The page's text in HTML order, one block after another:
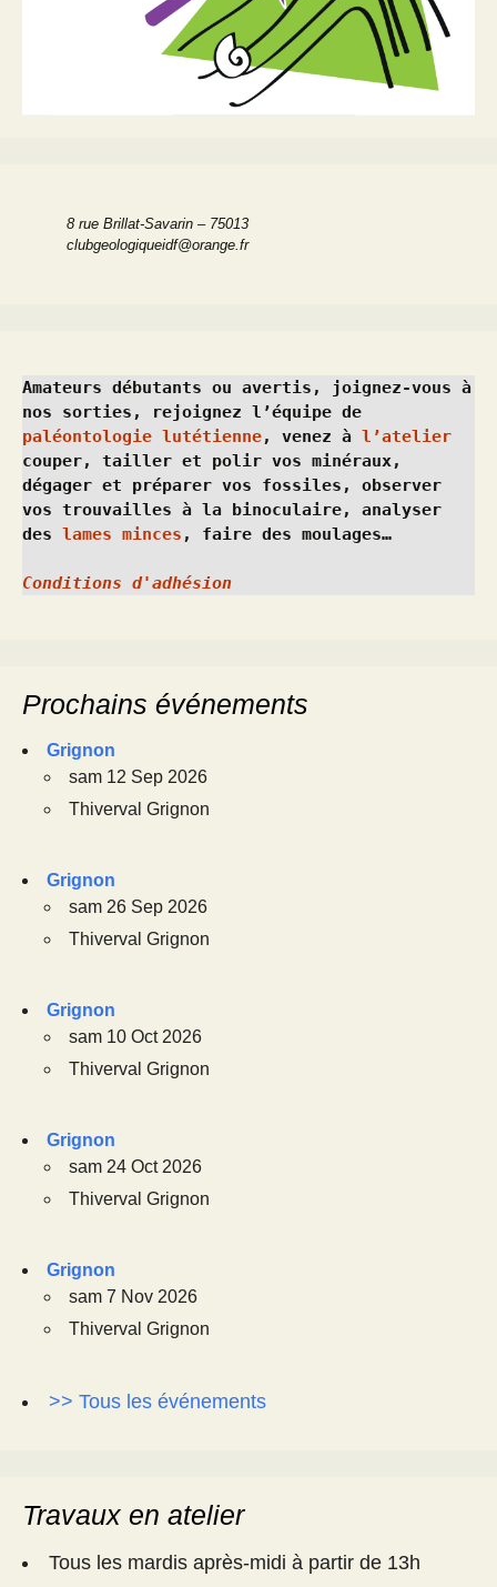
8 rue Brillat-Savarin – 75013
clubgeologiqueidf@orange.fr
Amateurs débutants ou avertis, joignez-vous à
paléontologie lutétienne, venez à l’atelier
couper, tailler et polir vos minéraux,
dégager et préparer vos fossiles, observer
vos trouvailles à la binoculaire, analyser
des lames minces , faire des moulages…
Conditions d'adhésion
Prochains événements
Grignon
sam 12 Sep 2026
Thiverval Grignon
Grignon
sam 26 Sep 2026
Thiverval Grignon
Grignon
sam 10 Oct 2026
Thiverval Grignon
Grignon
sam 24 Oct 2026
Thiverval Grignon
Grignon
sam 7 Nov 2026
Thiverval Grignon
>> Tous les événements
Travaux en atelier
Tous les mardis après-midi à partir de 13h